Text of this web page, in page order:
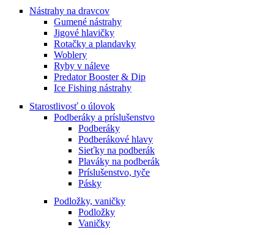
Nástrahy na dravcov
Gumené nástrahy
Jigové hlavičky
Rotačky a plandavky
Woblery
Ryby v náleve
Predator Booster & Dip
Ice Fishing nástrahy
Starostlivosť o úlovok
Podberáky a príslušenstvo
Podberáky
Podberákové hlavy
Sieťky na podberák
Plaváky na podberák
Príslušenstvo, tyče
Pásky
Podložky, vaničky
Podložky
Vaničky